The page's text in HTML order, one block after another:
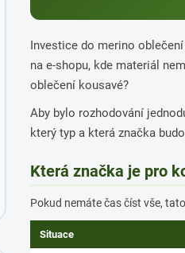
Investice do merino
na e-shopu, kde materiál
oblečení kousavé?
Aby bylo rozhodování
který typ a která značka
Která značka je pro
Pokud nemáte čas číst vše,
Situace